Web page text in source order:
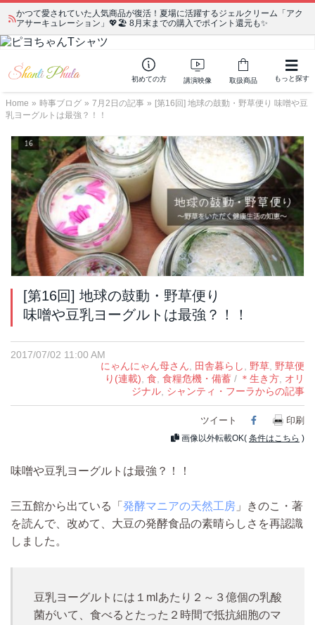
かつて愛されていた人気商品が復活！夏場に活躍するジェルクリーム「アク
アサーキュレーション」💖🏖️ 8月末までの購入でポイント還元も✨
初めての方 講演映像 取扱商品 もっと探す
Home » 時事ブログ » 7月2日の記事 » [第16回] 地球の鼓動・野草便り 味噌や豆
乳ヨーグルトは最強？！！
[第16回] 地球の鼓動・野草便り
味噌や豆乳ヨーグルトは最強？！！
2017/07/02 11:00 AM
にゃんにゃん母さん, 田舎暮らし, 野草, 野草便
り(連載), 食, 食糧危機・備蓄 / ＊生き方, オリ
ジナル, シャンティ・フーラからの記事
ツイート Facebook
印刷
画像以外転載OK( 条件はこちら )
味噌や豆乳ヨーグルトは最強？！！
三五館から出ている「 発酵マニアの天然工房 」きのこ・著
を読んで、改めて、 大豆の発酵食品の素晴らしさを再認識
しました。
豆乳ヨーグルトには１mlあたり２～３億個の乳酸
菌がいて、食べるとたった２時間で抵抗細胞のマ